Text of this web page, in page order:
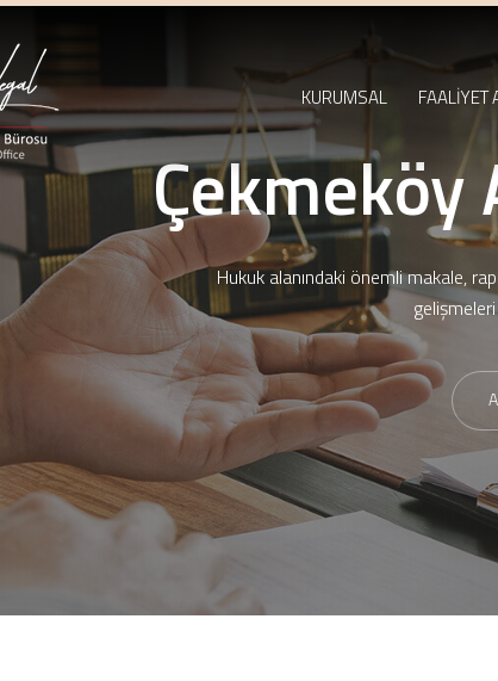
KURUMSAL FAALİYET
Çekmeköy
Hukuk alanındaki önemli makale,